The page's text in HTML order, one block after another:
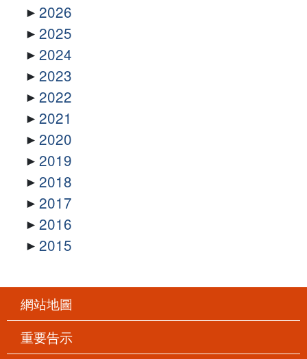
2026
2025
2024
2023
2022
2021
2020
2019
2018
2017
2016
2015
網站地圖
重要告示